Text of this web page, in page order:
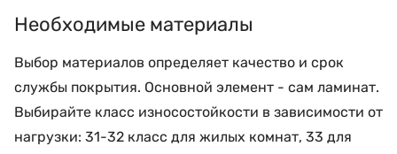
Необходимые материалы
Выбор материалов определяет качество и срок
службы покрытия. Основной элемент - сам ламинат.
Выбирайте класс износостойкости в зависимости от
нагрузки: 31-32 класс для жилых комнат, 33 для